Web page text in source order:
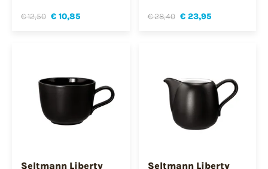
€ 12,50 € 10,85 € 28,40 € 23,95
Seltmann Liberty
Seltmann Liberty